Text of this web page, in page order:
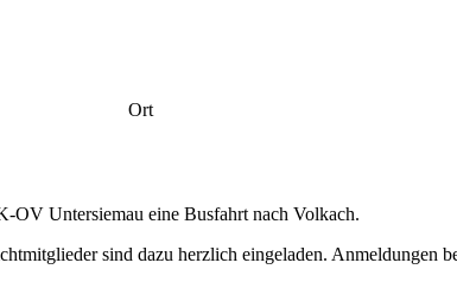
Ort
OV Untersiemau eine Busfahrt nach Volkach.
sind dazu herzlich eingeladen. Anmeldungen